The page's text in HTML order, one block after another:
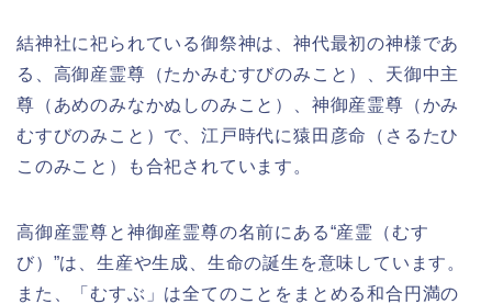
結神社に祀られている御祭神は、神代最初の神様であ
る、高御産霊尊（たかみむすびのみこと）、天御中主
尊（あめのみなかぬしのみこと）、神御産霊尊（かみ
むすびのみこと）で、江戸時代に猿田彦命（さるたひ
このみこと）も合祀されています。
高御産霊尊と神御産霊尊の名前にある“産霊（むす
び）”は、生産や生成、生命の誕生を意味しています。
また、「むすぶ」は全てのことをまとめる和合円満の